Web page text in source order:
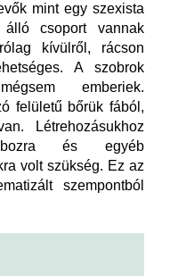
mint egy szexista
álló csoport vannak
kívülről, rácson
A szobrok
emberiek.
felületű bőrük fából,
Létrehozásukhoz
és egyéb
volt szükség. Ez az
szempontból